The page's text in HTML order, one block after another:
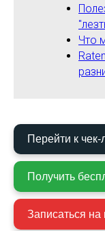
Что
Перейти к
Получить
Записаться